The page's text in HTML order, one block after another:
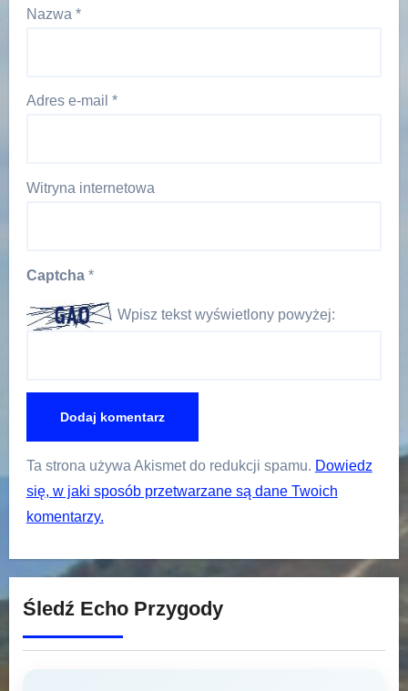
Nazwa *
Adres e-mail *
Witryna internetowa
Captcha *
Wpisz tekst wyświetlony powyżej:
Ta strona używa Akismet do redukcji spamu. Dowiedz
się, w jaki sposób przetwarzane są dane Twoich
komentarzy.
Śledź Echo Przygody